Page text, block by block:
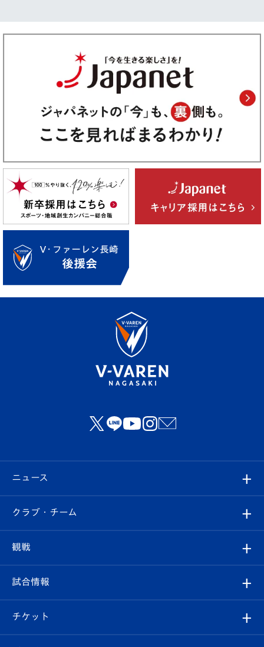
ニュース
すべて
クラブ
試合情報
クラブ・チーム
クラブ概要
エンブレム紹介
観戦
観戦ルール
はじめての観戦ガイド
試合情報
試合日程/結果
チケット